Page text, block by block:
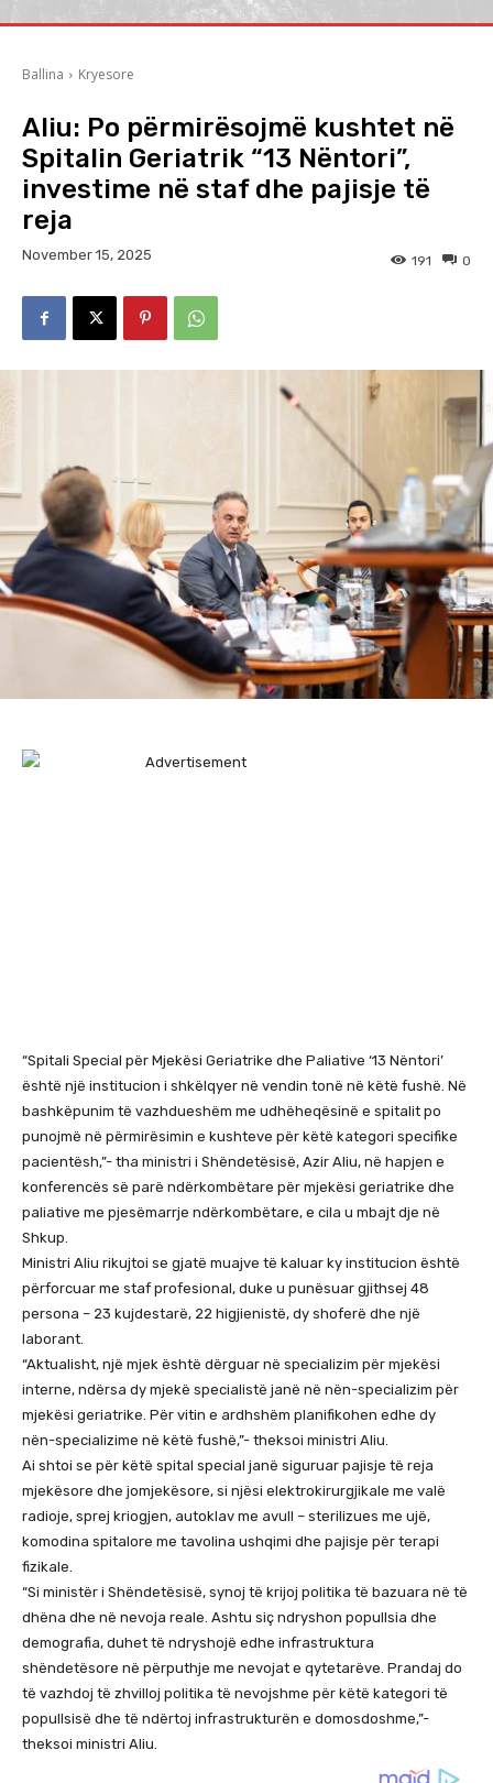
Ballina Kryesore
Aliu: Po përmirësojmë kushtet në
Spitalin Geriatrik “13 Nëntori”,
investime në staf dhe pajisje të
reja
November 15, 2025 0
191
“Spitali Special për Mjekësi Geriatrike dhe Paliative ‘13 Nëntori’
është një institucion i shkëlqyer në vendin tonë në këtë fushë. Në
bashkëpunim të vazhdueshëm me udhëheqësinë e spitalit po
punojmë në përmirësimin e kushteve për këtë kategori specifike
pacientësh,”- tha ministri i Shëndetësisë, Azir Aliu, në hapjen e
konferencës së parë ndërkombëtare për mjekësi geriatrike dhe
paliative me pjesëmarrje ndërkombëtare, e cila u mbajt dje në
Shkup.
Ministri Aliu rikujtoi se gjatë muajve të kaluar ky institucion është
përforcuar me staf profesional, duke u punësuar gjithsej 48
persona – 23 kujdestarë, 22 higjienistë, dy shoferë dhe një
laborant.
“Aktualisht, një mjek është dërguar në specializim për mjekësi
interne, ndërsa dy mjekë specialistë janë në nën-specializim për
mjekësi geriatrike. Për vitin e ardhshëm planifikohen edhe dy
nën-specializime në këtë fushë,”- theksoi ministri Aliu.
Ai shtoi se për këtë spital special janë siguruar pajisje të reja
mjekësore dhe jomjekësore, si njësi elektrokirurgjikale me valë
radioje, sprej kriogjen, autoklav me avull – sterilizues me ujë,
komodina spitalore me tavolina ushqimi dhe pajisje për terapi
fizikale.
“Si ministër i Shëndetësisë, synoj të krijoj politika të bazuara në të
dhëna dhe në nevoja reale. Ashtu siç ndryshon popullsia dhe
demografia, duhet të ndryshojë edhe infrastruktura
shëndetësore në përputhje me nevojat e qytetarëve. Prandaj do
të vazhdoj të zhvilloj politika të nevojshme për këtë kategori të
popullsisë dhe të ndërtoj infrastrukturën e domosdoshme,”-
theksoi ministri Aliu.